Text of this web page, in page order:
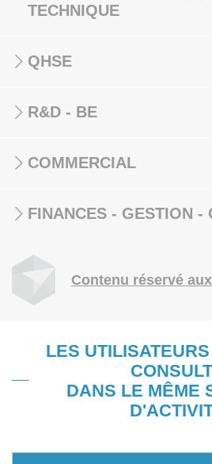
TECHNIQUE
QHSE
R&D - BE
COMMERCIAL
FINANCES - GESTION -
Contenu réservé
LES
DANS LE MÊME